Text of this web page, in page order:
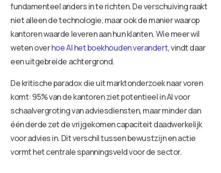
fundamenteel anders in te richten. De verschuiving raakt
niet alleen de technologie, maar ook de manier waarop
kantoren waarde leveren aan hun klanten. Wie meer wil
weten overhoe AI het boekhouden verandert, vindt daar
een uitgebreide achtergrond.
De kritische paradox die uit marktonderzoek naar voren
komt: 95% van de kantoren ziet potentieel in AI voor
schaalvergroting van adviesdiensten, maar minder dan
één derde zet de vrijgekomen capaciteit daadwerkelijk
voor advies in. Dit verschil tussen bewustzijn en actie
vormt het centrale spanningsveld voor de sector.